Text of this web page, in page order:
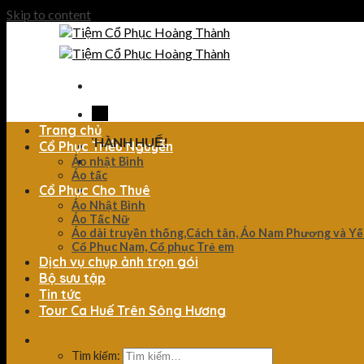
Skip to content
THÀNH HUẾ!
Trang chủ
Cổ Phục Triều Nguyễn
Áo nhật Bình
Áo tấc
Cổ Phục Cho Thuê
Áo Nhật Bình
Áo Tấc Nữ
Áo dài truyền thống,Cách tân, Áo Nam Phương và
Cổ Phục Nam, Cổ phục Trẻ em
Dịch vụ chụp ảnh trọn gói
Bộ sưu tập
Tin tức
Tour Ca Huế Trên Sông Hương
Tìm kiếm: